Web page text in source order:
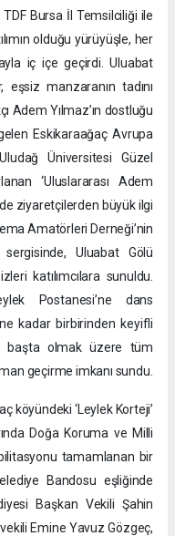
TDF Bursa İl Temsilciliği ile
olduğu yürüyüşle, her
iç içe geçirdi. Uluabat
eşsiz manzaranın tadını
Adem Yılmaz’ın dostluğu
Eskikaraağaç Avrupa
Üniversitesi Güzel
‘Uluslararası Adem
ziyaretçilerden büyük ilgi
Amatörleri Derneği’nin
sergisinde, Uluabat Gölü
katılımcılara sunuldu.
Postanesi’ne dans
kadar birbirinden keyifli
başta olmak üzere tüm
geçirme imkanı sundu.
köyündeki ‘Leylek Korteji’
Doğa Koruma ve Milli
tamamlanan bir
Bandosu eşliğinde
Başkan Vekili Şahin
Emine Yavuz Gözgeç,